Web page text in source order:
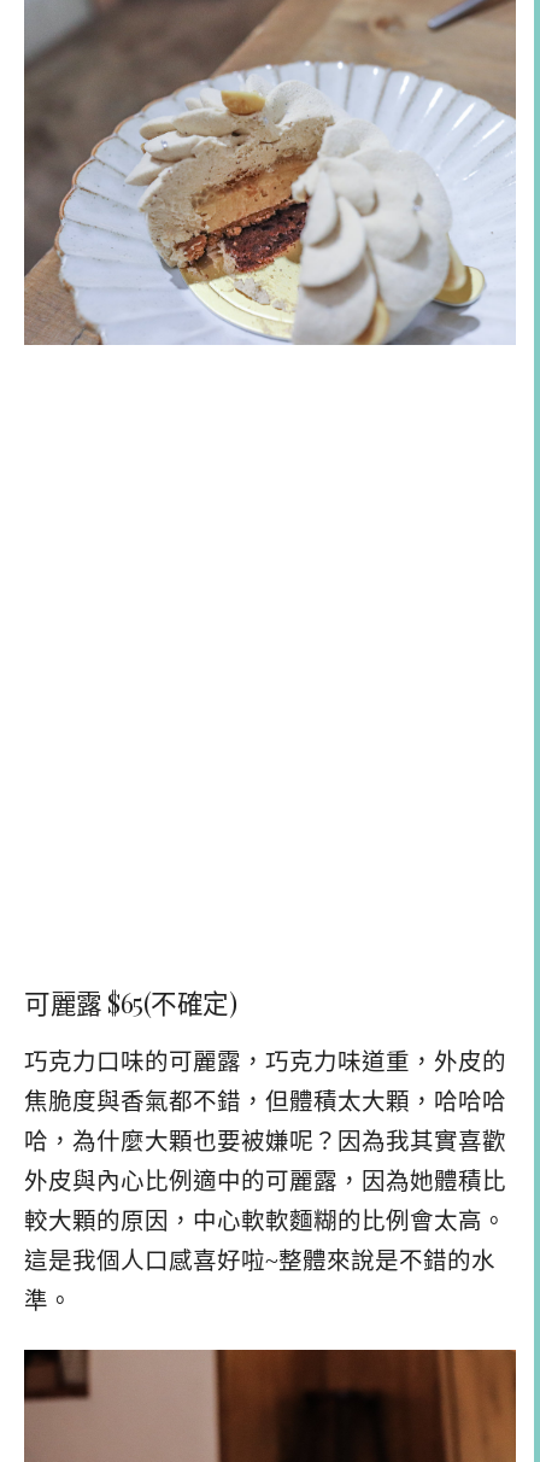
可麗露 $65(不確定)
巧克力口味的可麗露，巧克力味道重，外皮的
焦脆度與香氣都不錯，但體積太大顆，哈哈哈
哈，為什麼大顆也要被嫌呢？因為我其實喜歡
外皮與內心比例適中的可麗露，因為她體積比
較大顆的原因，中心軟軟麵糊的比例會太高。
這是我個人口感喜好啦~整體來說是不錯的水
準。